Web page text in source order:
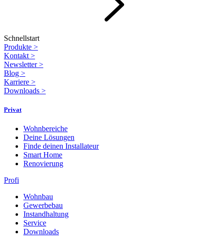
Schnellstart
Produkte >
Kontakt >
Newsletter>
Blog >
Karriere >
Downloads >
Privat
Wohnbereiche
Deine Lösungen
Finde deinen Installateur
Smart Home
Renovierung
Profi
Wohnbau
Gewerbebau
Instandhaltung
Service
Downloads